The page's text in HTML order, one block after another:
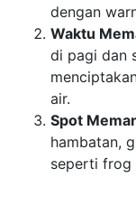
dengan
Waktu
di pagi dan
air.
Spot
hambatan,
seperti frog